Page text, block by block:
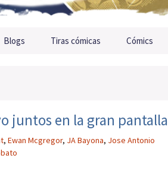
Blogs Tiras cómicas Cómics
juntos en la gran pantalla
, Ewan Mcgregor, JA Bayona, Jose Antonio